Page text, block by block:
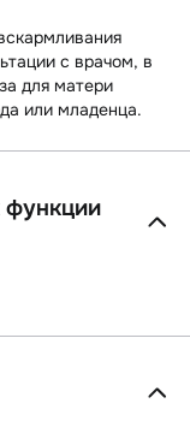
с врачом, в
для матери
или младенца.
функции